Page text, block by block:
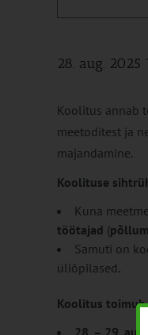
28. aug. 2025
Koolitus annab
meetoditest ja
majandamine.
Koolituse
Kuna
töötajad (
Samuti on
üliõpilased.
Koolitus
28. – 29.